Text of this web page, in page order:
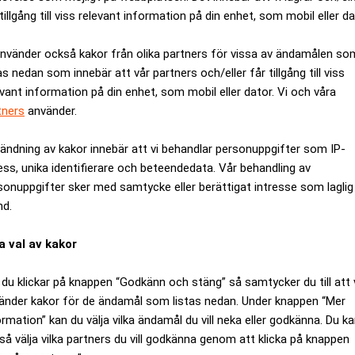
till viss relevant information på din enhet, som mobil eller
också kakor från olika partners för vissa av ändamålen
nedan som innebär att vår partners och/eller får tillgång till viss
information på din enhet, som mobil eller dator. Vi och våra
använder.
av kakor innebär att vi behandlar personuppgifter som IP-
unika identifierare och beteendedata. Vår behandling av
sker med samtycke eller berättigat intresse som laglig
val av kakor
klickar på knappen “Godkänn och stäng” så samtycker du till att
kakor för de ändamål som listas nedan. Under knappen “Mer
kan du välja vilka ändamål du vill neka eller godkänna. Du
välja vilka partners du vill godkänna genom att klicka på knappen
– byter ut
Ny regel 2026 kan
expertens råd